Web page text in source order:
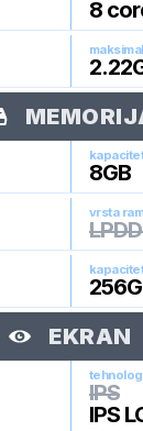
8
2.22
8GB
vrsta
256
EKRAN
IPS
IPS